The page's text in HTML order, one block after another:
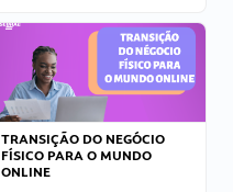
TRANSIÇÃO DO NEGÓCIO
FÍSICO PARA O MUNDO
ONLINE